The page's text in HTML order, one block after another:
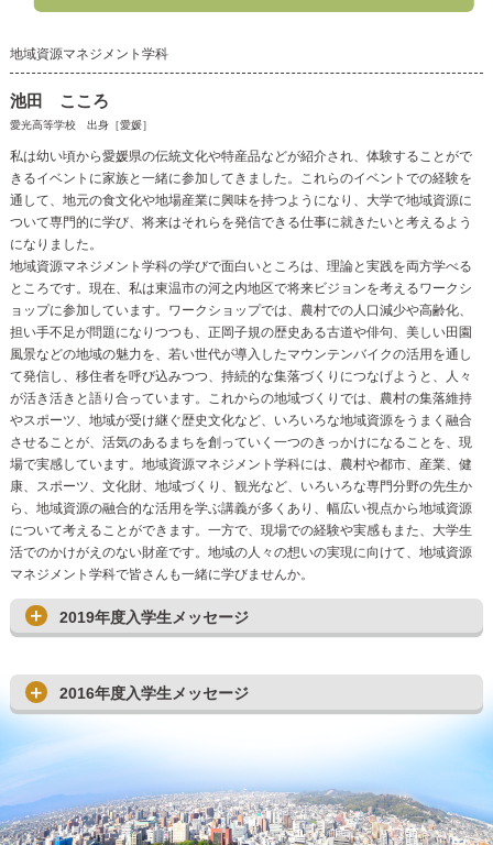
地域資源マネジメント学科
池田 こころ
愛光高等学校 出身［愛媛］
私は幼い頃から愛媛県の伝統文化や特産品などが紹介され、体験することがで
きるイベントに家族と一緒に参加してきました。これらのイベントでの経験を
通して、地元の食文化や地場産業に興味を持つようになり、大学で地域資源に
ついて専門的に学び、将来はそれらを発信できる仕事に就きたいと考えるよう
になりました。
地域資源マネジメント学科の学びで面白いところは、理論と実践を両方学べる
ところです。現在、私は東温市の河之内地区で将来ビジョンを考えるワークシ
ョップに参加しています。ワークショップでは、農村での人口減少や高齢化、
担い手不足が問題になりつつも、正岡子規の歴史ある古道や俳句、美しい田園
風景などの地域の魅力を、若い世代が導入したマウンテンバイクの活用を通し
て発信し、移住者を呼び込みつつ、持続的な集落づくりにつなげようと、人々
が活き活きと語り合っています。これからの地域づくりでは、農村の集落維持
やスポーツ、地域が受け継ぐ歴史文化など、いろいろな地域資源をうまく融合
させることが、活気のあるまちを創っていく一つのきっかけになることを、現
場で実感しています。地域資源マネジメント学科には、農村や都市、産業、健
康、スポーツ、文化財、地域づくり、観光など、いろいろな専門分野の先生か
ら、地域資源の融合的な活用を学ぶ講義が多くあり、幅広い視点から地域資源
について考えることができます。一方で、現場での経験や実感もまた、大学生
活でのかけがえのない財産です。地域の人々の想いの実現に向けて、地域資源
マネジメント学科で皆さんも一緒に学びませんか。
2019年度入学生メッセージ
2016年度入学生メッセージ